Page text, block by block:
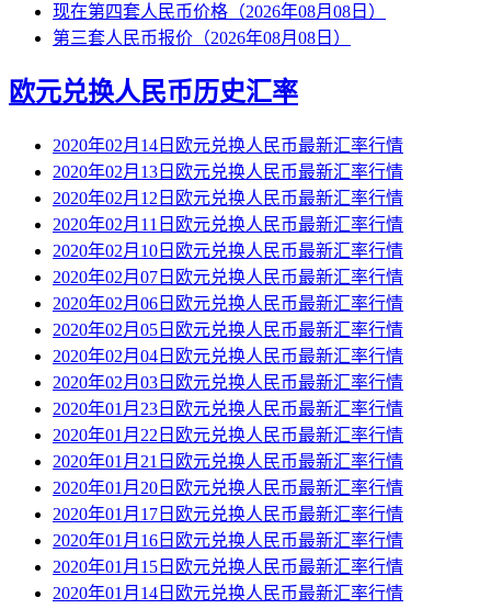
现在第四套人民币价格（2026年08月08日）
第三套人民币报价（2026年08月08日）
欧元兑换人民币历史汇率
2020年02月14日欧元兑换人民币最新汇率行情
2020年02月13日欧元兑换人民币最新汇率行情
2020年02月12日欧元兑换人民币最新汇率行情
2020年02月11日欧元兑换人民币最新汇率行情
2020年02月10日欧元兑换人民币最新汇率行情
2020年02月07日欧元兑换人民币最新汇率行情
2020年02月06日欧元兑换人民币最新汇率行情
2020年02月05日欧元兑换人民币最新汇率行情
2020年02月04日欧元兑换人民币最新汇率行情
2020年02月03日欧元兑换人民币最新汇率行情
2020年01月23日欧元兑换人民币最新汇率行情
2020年01月22日欧元兑换人民币最新汇率行情
2020年01月21日欧元兑换人民币最新汇率行情
2020年01月20日欧元兑换人民币最新汇率行情
2020年01月17日欧元兑换人民币最新汇率行情
2020年01月16日欧元兑换人民币最新汇率行情
2020年01月15日欧元兑换人民币最新汇率行情
2020年01月14日欧元兑换人民币最新汇率行情